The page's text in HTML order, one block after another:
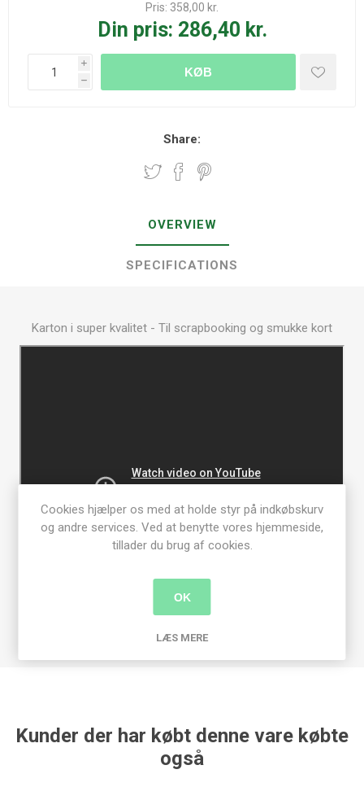
Pris: 358,00 kr.
Din pris: 286,40 kr.
i
h
KØB
Share:
OVERVIEW
SPECIFICATIONS
Karton i super kvalitet - Til scrapbooking og smukke kort
Kunder der har købt denne vare købte
også
Cookies hjælper os med at holde styr på indkøbskurv
og andre services. Ved at benytte vores hjemmeside,
tillader du brug af cookies.
OK
LÆS MERE